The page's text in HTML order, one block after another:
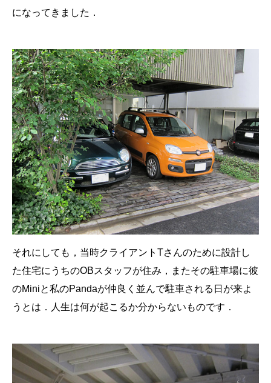
になってきました．
それにしても，当時クライアントTさんのために設計し
た住宅にうちのOBスタッフが住み，またその駐車場に彼
のMiniと私のPandaが仲良く並んで駐車される日が来よ
うとは．人生は何が起こるか分からないものです．